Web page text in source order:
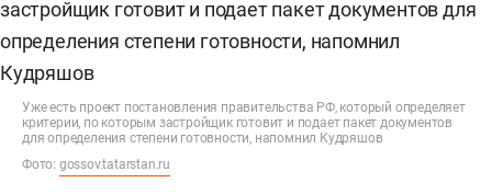
Уже есть проект постановления правительства РФ, который определяет
критерии, по которым застройщик готовит и подает пакет документов
для определения степени готовности, напомнил Кудряшов
Фото: gossov.tatarstan.ru